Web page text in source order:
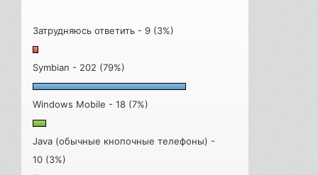
Затрудняюсь ответить - 9 (3%)
Symbian - 202 (79%)
Windows Mobile - 18 (7%)
Java (обычные кнопочные телефоны) -
10 (3%)